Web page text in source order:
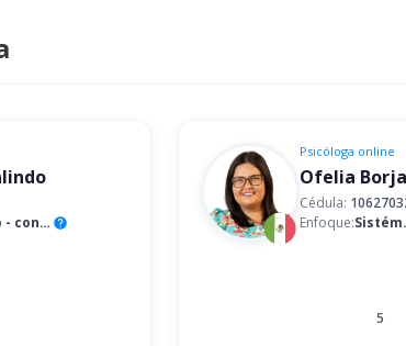
Cognitivo - conductual help
Psicóloga online
Ofelia
Cédula:
Enfoque:
5